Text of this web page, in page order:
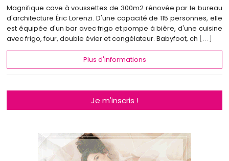
Magnifique cave à voussettes de 300m2 rénovée par le bureau
d'architecture Éric Lorenzi. D'une capacité de 115 personnes, elle
est équipée d'un bar avec frigo et pompe à bière, d'une cuisine
avec frigo, four, double évier et congélateur. Babyfoot, ch
[...]
Plus d'informations
Je m'inscris !